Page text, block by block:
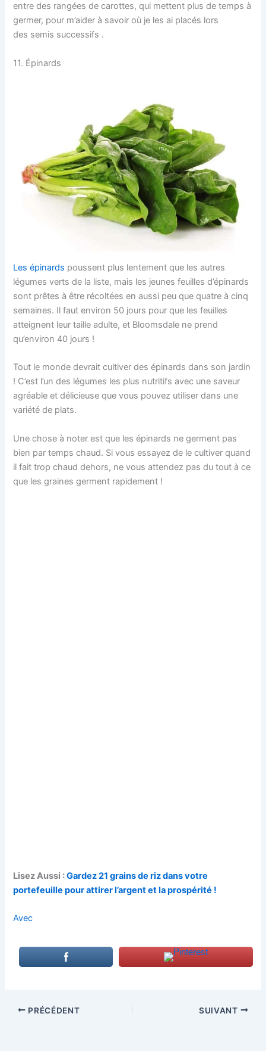
entre des rangées de carottes, qui mettent plus de temps à
germer, pour m’aider à savoir où je les ai placés lors
des semis successifs .
11. Épinards
Les épinards poussent plus lentement que les autres
légumes verts de la liste, mais les jeunes feuilles d’épinards
sont prêtes à être récoltées en aussi peu que quatre à cinq
semaines. Il faut environ 50 jours pour que les feuilles
atteignent leur taille adulte, et Bloomsdale ne prend
qu’environ 40 jours !
Tout le monde devrait cultiver des épinards dans son jardin
! C’est l’un des légumes les plus nutritifs avec une saveur
agréable et délicieuse que vous pouvez utiliser dans une
variété de plats.
Une chose à noter est que les épinards ne germent pas
bien par temps chaud. Si vous essayez de le cultiver quand
il fait trop chaud dehors, ne vous attendez pas du tout à ce
que les graines germent rapidement !
Lisez Aussi :Gardez 21 grains de riz dans votre
portefeuille pour attirer l’argent et la prospérité !
Avec
PRÉCÉDENT SUIVANT